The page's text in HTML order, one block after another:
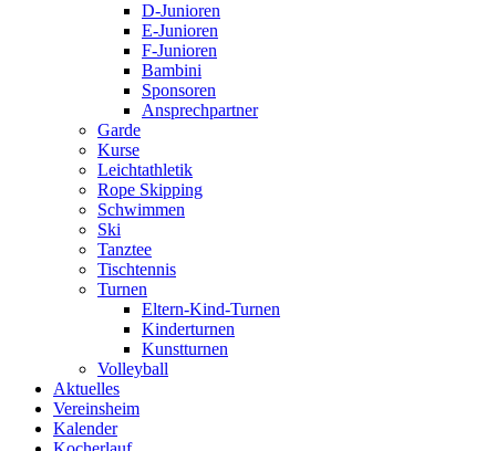
D-Junioren
E-Junioren
F-Junioren
Bambini
Sponsoren
Ansprechpartner
Garde
Kurse
Leichtathletik
Rope Skipping
Schwimmen
Ski
Tanztee
Tischtennis
Turnen
Eltern-Kind-Turnen
Kinderturnen
Kunstturnen
Volleyball
Aktuelles
Vereinsheim
Kalender